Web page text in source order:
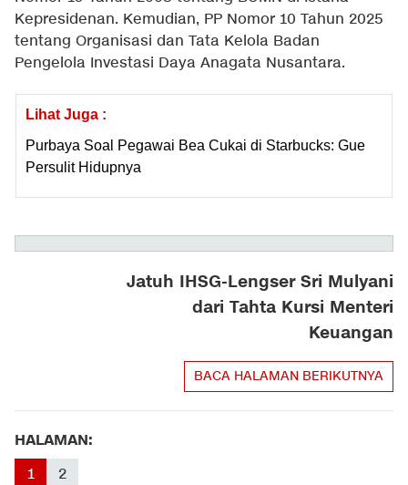
Kepresidenan. Kemudian, PP Nomor 10 Tahun 2025
tentang Organisasi dan Tata Kelola Badan
Pengelola Investasi Daya Anagata Nusantara.
Lihat Juga :
Purbaya Soal Pegawai Bea Cukai di Starbucks: Gue
Persulit Hidupnya
Jatuh IHSG-Lengser Sri Mulyani
dari Tahta Kursi Menteri
Keuangan
BACA HALAMAN BERIKUTNYA
HALAMAN:
1 2